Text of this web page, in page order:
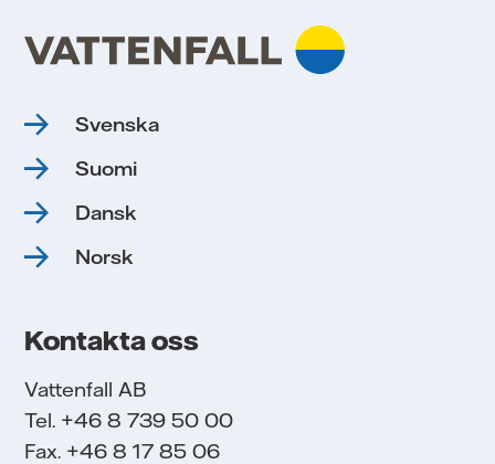
Svenska
Suomi
Dansk
Norsk
Kontakta oss
Vattenfall AB
Tel. +46 8 739 50 00
Fax. +46 8 17 85 06